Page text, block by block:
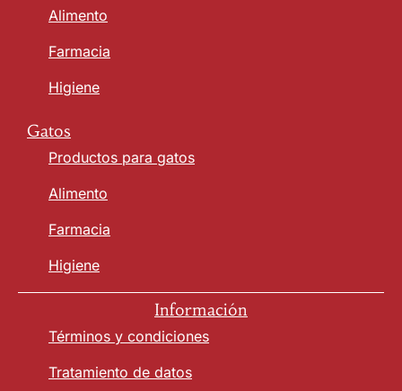
Alimento
Farmacia
Higiene
Gatos
Productos para gatos
Alimento
Farmacia
Higiene
Información
Términos y condiciones
Tratamiento de datos